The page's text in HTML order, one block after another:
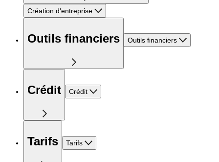
Création d'entreprise
Outils financiers Outils financiers
Crédit Crédit
Tarifs Tarifs